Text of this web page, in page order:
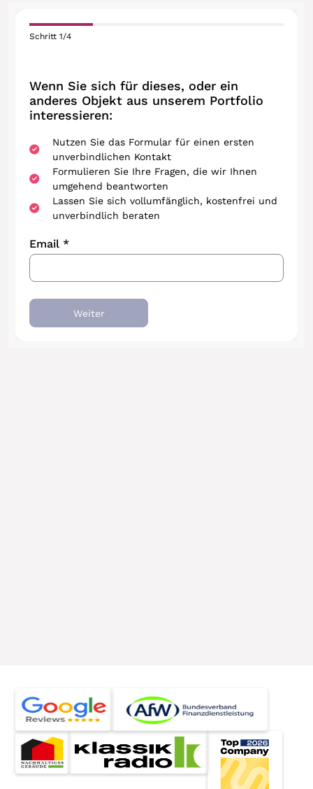
Schritt1/4
Wenn Sie sich für dieses, oder ein
anderes Objekt aus unserem Portfolio
interessieren:
Nutzen Sie das Formular für einen ersten
unverbindlichen Kontakt
Formulieren Sie Ihre Fragen, die wir Ihnen
umgehend beantworten
Lassen Sie sich vollumfänglich, kostenfrei und
unverbindlich beraten
Email *
Weiter